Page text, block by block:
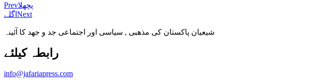
Prevپچھلا
اگلے Next
شیعیان پاکستان کی مذهبی , سیاسی اور اجتماعی جد و جهد کا آئینہ
info@jafariapress.com​